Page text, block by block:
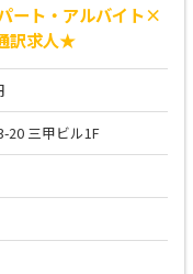
ート・アルバイト×
訳求人★
20 三甲ビル1F